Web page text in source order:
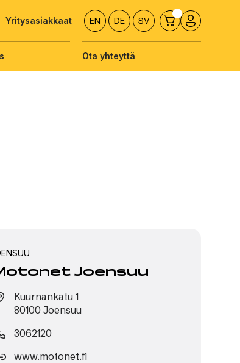
Yritysasiakkaat EN DE SV
Ota yhteyttä
Joensuu
Kuurnankatu 1
80100 Joensuu
3062120
www.motonet.fi